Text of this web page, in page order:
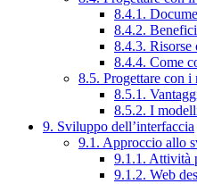
8.4.1.
8.4.2.
8.4.3. Risorse
8.4.4. Come
8.5. Progettare con
8.5.1.
8.5.2. I
9. Sviluppo dell’interfaccia
9.1. Approccio allo
9.1.1. Attività
9.1.2. Web